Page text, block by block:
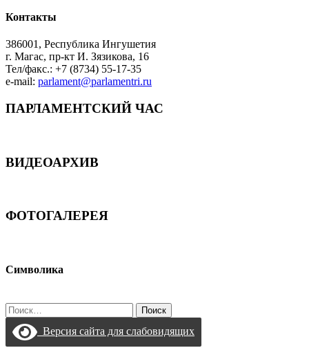
Контакты
386001, Республика Ингушетия
г. Магас, пр-кт И. Зязикова, 16
Тел/факс.: +7 (8734) 55-17-35
e-mail: parlament@parlamentri.ru
ПАРЛАМЕНТСКИЙ ЧАС
ВИДЕОАРХИВ
ФОТОГАЛЕРЕЯ
Символика
Найти:
Версия сайта для слабовидящих